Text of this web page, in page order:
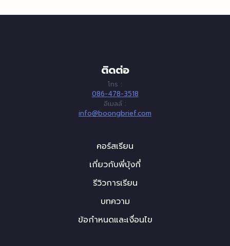
ติดต่อ
โทร :
086-478-3518
อีเมลล์ :
info@boongbrief.com
คอร์สเรียน
เกี่ยวกับพี่บุ้งกี๋
รีวิวการเรียน
บทความ
ข้อกำหนดและเงื่อนไข